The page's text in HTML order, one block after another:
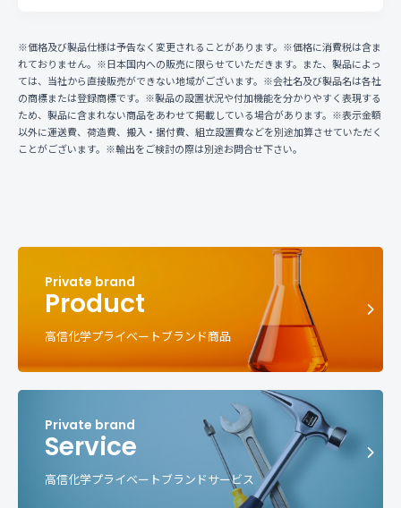
※価格及び製品仕様は予告なく変更されることがあります。※価格に消費税は含ま
れておりません。※日本国内への販売に限らせていただきます。また、製品によっ
ては、当社から直接販売ができない地域がございます。※会社名及び製品名は各社
の商標または登録商標です。※製品の設置状況や付加機能を分かりやすく表現する
ため、製品に含まれない商品をあわせて掲載している場合があります。※表示金額
以外に運送費、荷造費、搬入・据付費、組立設置費などを別途加算させていただく
ことがございます。※輸出をご検討の際は別途お問合せ下さい。
Product
高信化学プライベートブランド商品
Service
高信化学プライベートブランドサービス